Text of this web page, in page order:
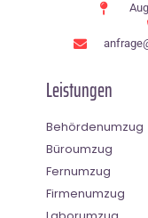
Leistungen
Behördenumzug
Büroumzug
Fernumzug
Firmenumzug